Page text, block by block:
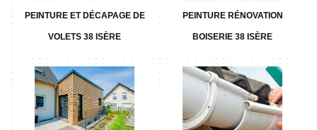
PEINTURE ET DÉCAPAGE DE
VOLETS 38 ISÈRE
PEINTURE RÉNOVATION
BOISERIE 38 ISÈRE